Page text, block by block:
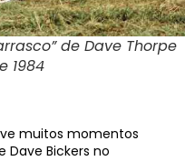
de Dave Thorpe
1984
muitos momentos
Dave Bickers no